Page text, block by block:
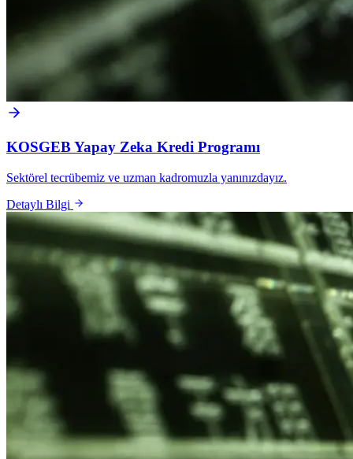
KOSGEB Yapay Zeka Kredi Programı
Sektörel tecrübemiz ve uzman kadromuzla yanınızdayız.
Detaylı Bilgi